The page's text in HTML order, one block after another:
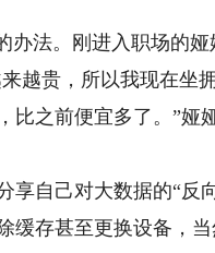
法。刚进入职场的娅
越贵，所以我现在坐
比之前便宜多了。”娅
自己对大数据的“反向
缓存甚至更换设备，